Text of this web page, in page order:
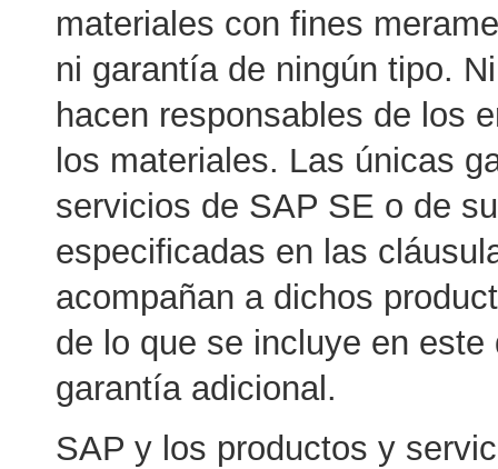
materiales con fines
ni garantía de ningún tipo.
hacen responsables de los
los materiales. Las únicas
servicios de SAP SE o de
especificadas en las
acompañan a dichos
de lo que se incluye en
garantía adicional.
SAP y los productos y